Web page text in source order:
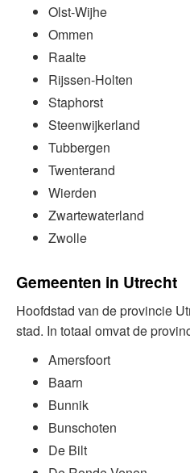
Olst-Wijhe
Ommen
Raalte
Rijssen-Holten
Staphorst
Steenwijkerland
Tubbergen
Twenterand
Wierden
Zwartewaterland
Zwolle
Gemeenten in Utrecht
Hoofdstad van de provincie
stad. In totaal omvat de
Amersfoort
Baarn
Bunnik
Bunschoten
De Bilt